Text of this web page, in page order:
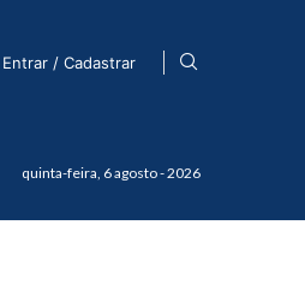
Entrar / Cadastrar
quinta-feira, 6 agosto - 2026